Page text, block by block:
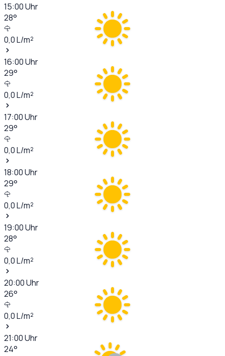
15:00Uhr
28°
0,0L/m²
16:00Uhr
29°
0,0L/m²
17:00Uhr
29°
0,0L/m²
18:00Uhr
29°
0,0L/m²
19:00Uhr
28°
0,0L/m²
20:00Uhr
26°
0,0L/m²
21:00Uhr
24°